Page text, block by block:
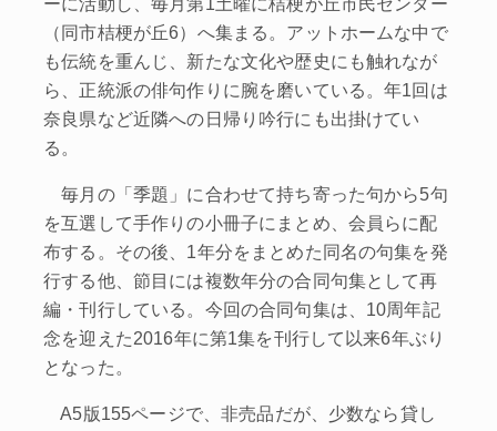
（同市桔梗が丘6）へ集まる。アットホームな中で
も伝統を重んじ、新たな文化や歴史にも触れなが
ら、正統派の俳句作りに腕を磨いている。年1回は
奈良県など近隣への日帰り吟行にも出掛けてい
る。
毎月の「季題」に合わせて持ち寄った句から5句
を互選して手作りの小冊子にまとめ、会員らに配
布する。その後、1年分をまとめた同名の句集を発
行する他、節目には複数年分の合同句集として再
編・刊行している。今回の合同句集は、10周年記
念を迎えた2016年に第1集を刊行して以来6年ぶり
となった。
A5版155ページで、非売品だが、少数なら貸し